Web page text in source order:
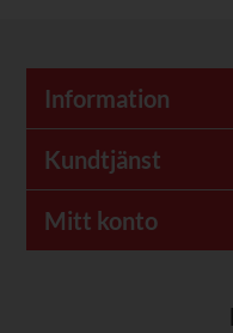
Information
Kundtjänst
Mitt konto